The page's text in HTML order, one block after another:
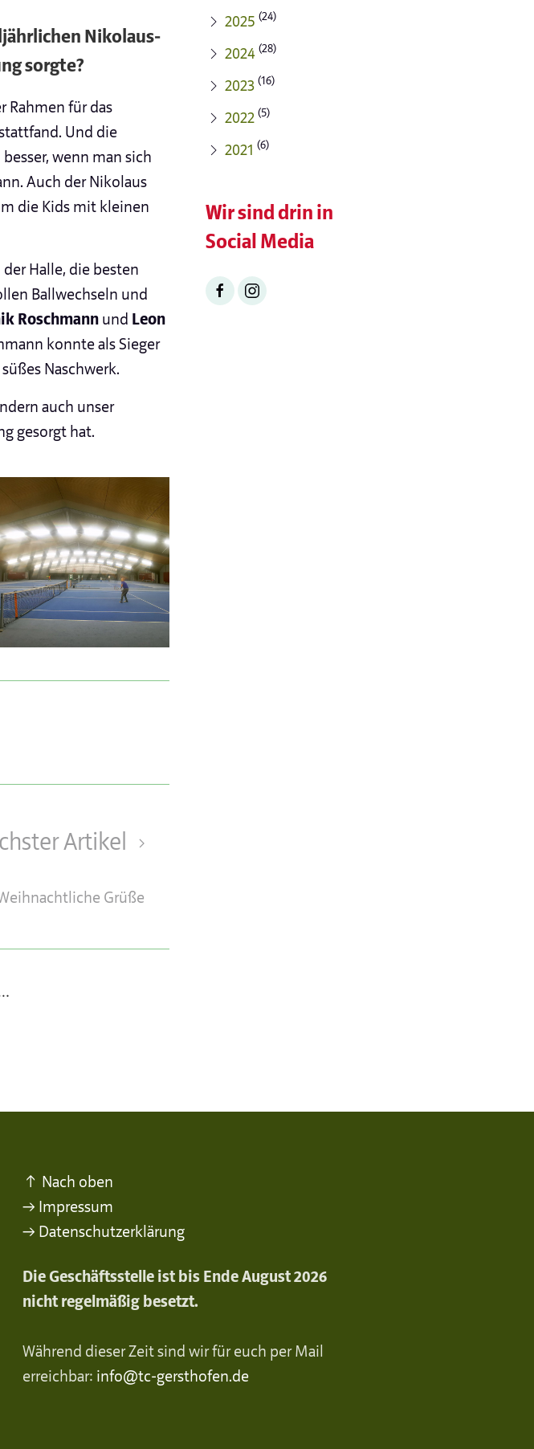
Nikolaus-
sorgte?
Rahmen für das
Und die
wenn man sich
Auch der Nikolaus
die Kids mit kleinen
Halle, die besten
Ballwechseln und
Roschmannund Leon
konnte als Sieger
Naschwerk.
auch unser
gesorgt hat.
Artikel
Grüße
2025 (24)
2024 (28)
2023 (16)
2022 (5)
2021 (6)
Wir sind drin in
Social Media
↑ Nach oben
→ Impressum
→ Datenschutzerklärung
Die Geschäftsstelle ist bis Ende August 2026
nicht regelmäßig besetzt.
Während dieser Zeit sind wir für euch per Mail
erreichbar: info@tc-gersthofen.de